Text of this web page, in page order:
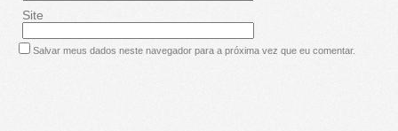
Site
Salvar meus dados neste navegador para a próxima vez que eu comentar.